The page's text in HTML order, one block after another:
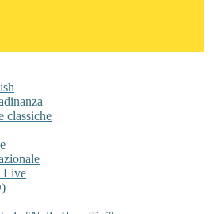
classiche
Live